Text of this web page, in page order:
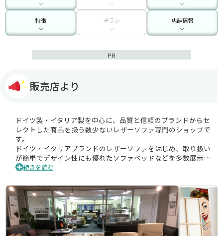
特徴 チラシ 店舗情報
PR
販売店より
ドイツ製・イタリア製を中心に、品質と信頼のブランドからセ
レクトした商品を扱う数少ないレザーソファ専門のショップで
す。
ドイツ・イタリアブランドのレザーソファをはじめ、取り扱い
が簡単でデザイン性にも優れたソファベッドなどを多数展示。
受注はもちろん店頭販売も行っています。厳選されたレザーソ
国のみならず世界各国で愛されています。
ソファに関することは専門スタッフがおりますので、お気軽に
ご相談ください。
【取り扱いメーカー・ブランド】
ドイツ・KOINOR
続きを読む